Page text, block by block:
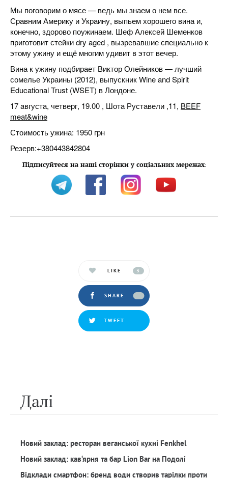
Мы поговорим о мясе — ведь мы знаем о нем все.
Сравним Америку и Украину, выпьем хорошего вина и,
конечно, здорово поужинаем. Шеф Алексей Шеменков
приготовит стейки dry aged , вызревавшие специально к
этому ужину и ещё многим удивит в этот вечер.
Вина к ужину подбирает Виктор Олейников — лучший
сомелье Украины (2012), выпускник Wine and Spirit
Educational Trust (WSET) в Лондоне.
17 aвгуста, четверг, 19.00 , Шота Руставели ,11, BEEF
meat&wine
Стоимость ужина: 1950 грн
Резерв:+380443842804
Підписуйтеся на наші сторінки у соціальних мережах:
LIKE 3
SHARE
TWEET
Далi
Новий заклад: ресторан веганської кухні Fenkhel
Новий заклад: кав‘ярня та бар Lion Bar на Подолі
Відклади смартфон: бренд води створив тарілки проти